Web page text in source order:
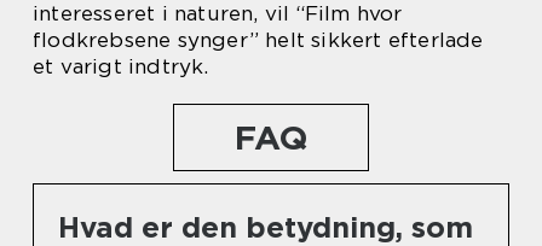
interesseret i naturen, vil “Film hvor
flodkrebsene synger” helt sikkert efterlade
et varigt indtryk.
FAQ
Hvad er den betydning, som